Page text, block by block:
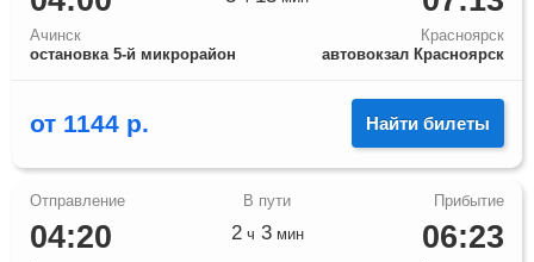
Ачинск
остановка 5-й микрорайон
Красноярск
автовокзал Красноярск
от 1144 р. Найти билеты
04:20 06:23
2ч 3мин